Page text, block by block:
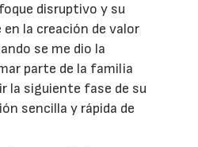
disruptivo y su
la creación de valor
se me dio la
parte de la familia
la siguiente fase de su
sencilla y rápida de